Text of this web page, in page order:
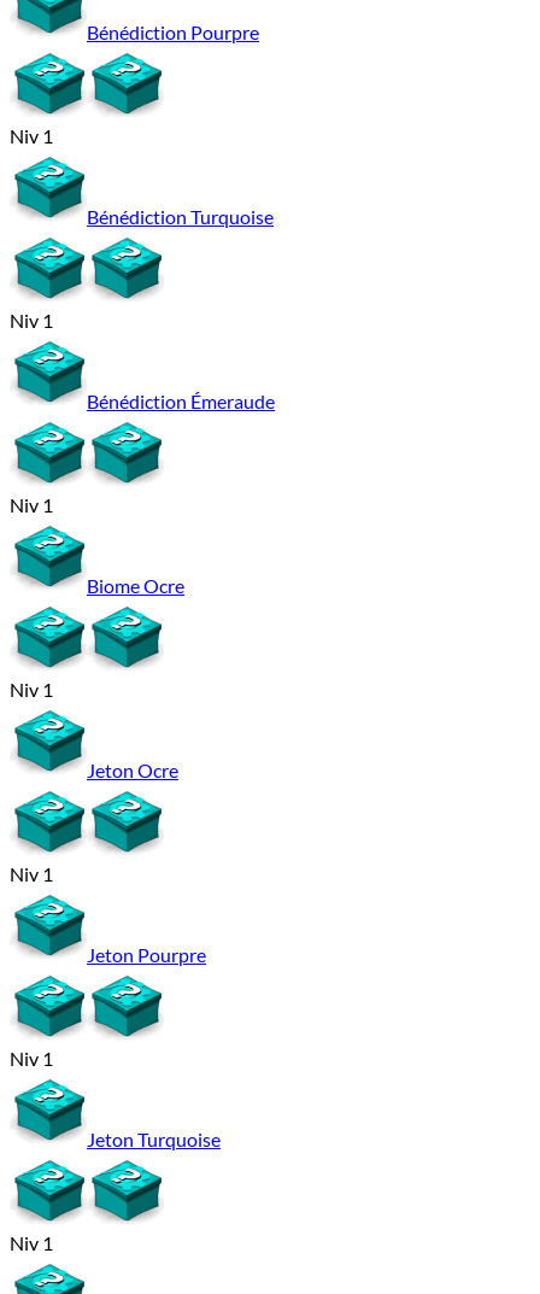
Bénédiction Pourpre
Niv 1
Bénédiction Turquoise
Niv 1
Bénédiction Émeraude
Niv 1
Biome Ocre
Niv 1
Jeton Ocre
Niv 1
Jeton Pourpre
Niv 1
Jeton Turquoise
Niv 1